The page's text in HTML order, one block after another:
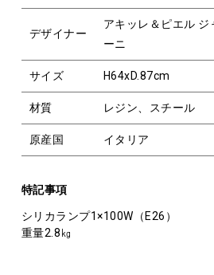
デザイナー
アキッレ＆ピエル
ーニ
サイズ H64xD.87cm
材質 レジン、スチール
原産国 イタリア
特記事項
シリカランプ1×100W（E26）
重量2.8㎏